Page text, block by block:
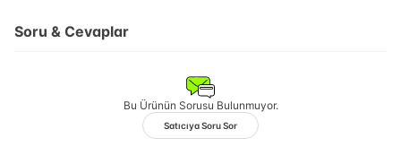
Soru & Cevaplar
Bu Ürünün Sorusu Bulunmuyor.
Satıcıya Soru Sor